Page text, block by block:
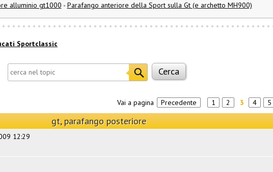
alluminio gt1000 - Parafango anteriore della Sport sulla Gt (e archetto MH900)
Sportclassic
Vai a pagina
Precedente 1 2 3 4 5
gt, parafango posteriore
12:29